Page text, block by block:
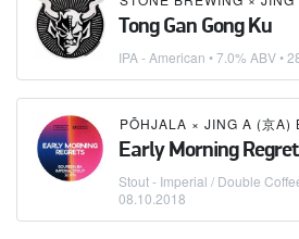
Tong Gan Gong Ku
IPA - American • 7.0% ABV •
PÕHJALA × JING A (京A)
Early Morning
Stout - Imperial / Double
08.10.2018